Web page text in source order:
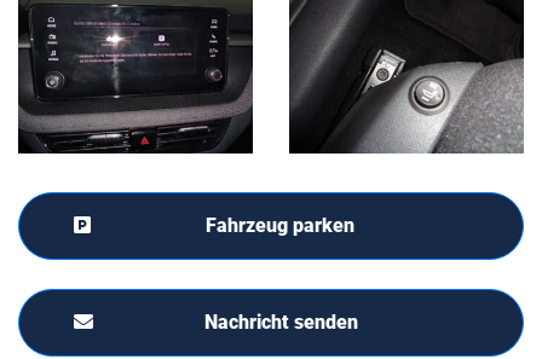
Fahrzeug parken
Nachricht senden